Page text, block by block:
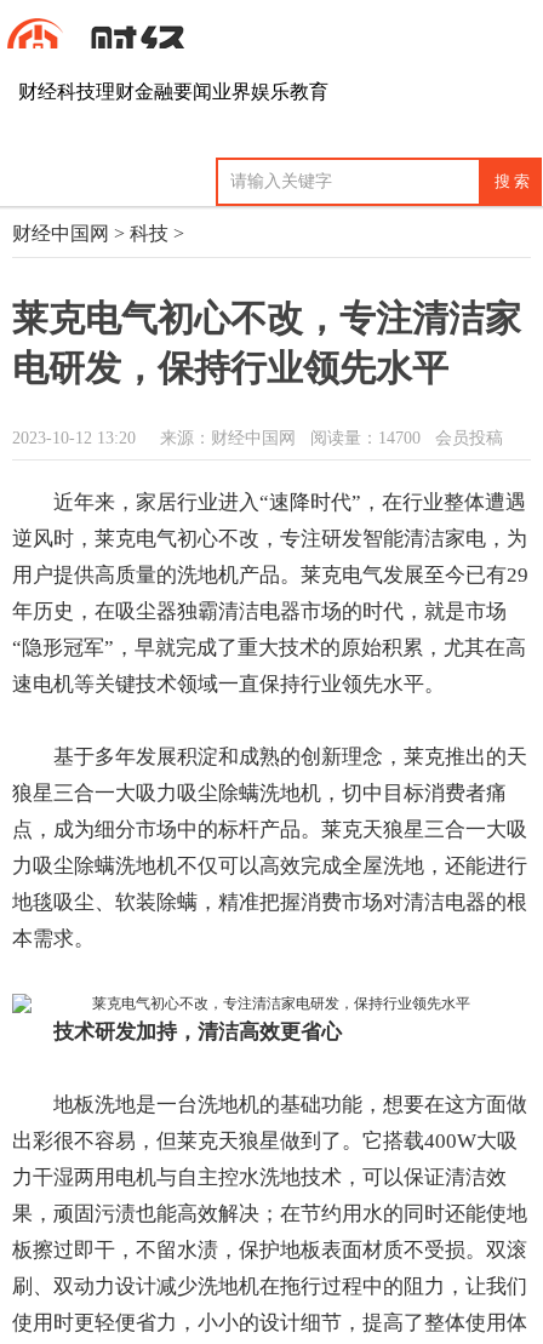
财经科技理财金融要闻业界娱乐教育
财经中国网 > 科技 >
莱克电气初心不改，专注清洁家
电研发，保持行业领先水平
2023-10-12 13:20 来源：财经中国网 阅读量：14700 会员投稿
近年来，家居行业进入“速降时代”，在行业整体遭遇
逆风时，莱克电气初心不改，专注研发智能清洁家电，为
用户提供高质量的洗地机产品。莱克电气发展至今已有29
年历史，在吸尘器独霸清洁电器市场的时代，就是市场
“隐形冠军”，早就完成了重大技术的原始积累，尤其在高
速电机等关键技术领域一直保持行业领先水平。
基于多年发展积淀和成熟的创新理念，莱克推出的天
狼星三合一大吸力吸尘除螨洗地机，切中目标消费者痛
点，成为细分市场中的标杆产品。莱克天狼星三合一大吸
力吸尘除螨洗地机不仅可以高效完成全屋洗地，还能进行
地毯吸尘、软装除螨，精准把握消费市场对清洁电器的根
本需求。
技术研发加持，清洁高效更省心
地板洗地是一台洗地机的基础功能，想要在这方面做
出彩很不容易，但莱克天狼星做到了。它搭载400W大吸
力干湿两用电机与自主控水洗地技术，可以保证清洁效
果，顽固污渍也能高效解决；在节约用水的同时还能使地
板擦过即干，不留水渍，保护地板表面材质不受损。双滚
刷、双动力设计减少洗地机在拖行过程中的阻力，让我们
使用时更轻便省力，小小的设计细节，提高了整体使用体